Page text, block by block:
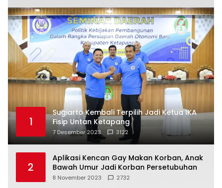
1
Sugiarto Kembali Terpilih Jadi Ketua IKA
Fisip Untan Ketapang
7 Desember 2023 3122
2
Aplikasi Kencan Gay Makan Korban, Anak
Bawah Umur Jadi Korban Persetubuhan
8 November 2023 2732